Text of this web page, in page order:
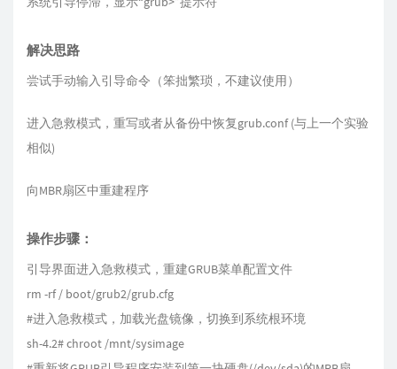
解决思路
尝试手动输入引导命令（笨拙繁琐，不建议使用）
进入急救模式，重写或者从备份中恢复grub.conf (与上一个实验
相似)
向MBR扇区中重建程序
操作步骤：
引导界面进入急救模式，重建GRUB菜单配置文件
rm -rf / boot/grub2/grub.cfg
#进入急救模式，加载光盘镜像，切换到系统根环境
sh-4.2# chroot /mnt/sysimage